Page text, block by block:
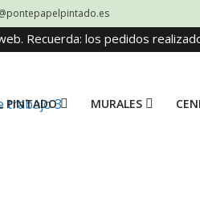
Recuerda: los pedidos
PINTADO MURALES